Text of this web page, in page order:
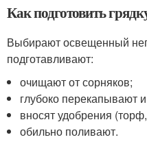
Как подготовить
Выбирают освещенный
подготавливают:
очищают от сорняков;
глубоко перекапывают
вносят удобрения
обильно поливают.